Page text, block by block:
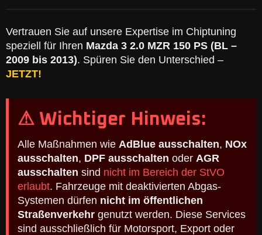
Vertrauen Sie auf unsere Expertise im Chiptuning
speziell für Ihren Mazda 3 2.0 MZR 150 PS (BL –
2009 bis 2013). Spüren Sie den Unterschied –
JETZT!
⚠ Wichtiger Hinweis:
Alle Maßnahmen wie AdBlue ausschalten, NOx
ausschalten, DPF ausschalten oder AGR
ausschalten sind nicht im Bereich der StVO
erlaubt. Fahrzeuge mit deaktivierten Abgas-
Systemen dürfen nicht im öffentlichen
Straßenverkehr genutzt werden. Diese Services
sind ausschließlich für Motorsport, Export oder